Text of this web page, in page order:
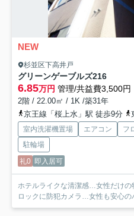
NEW
杉並区下高井戸
グリーンゲーブルズ216
6.85万円 管理/共益費3,500円
2階 / 22.00㎡ / 1K /築31年
京王線「桜上水」駅 徒歩9分
室内洗濯機置場 エアコン フ
駐輪場
礼0 即入居可
ホテルライクな清潔感…女性だけ
ロックに防犯カメラ…女性も安心の